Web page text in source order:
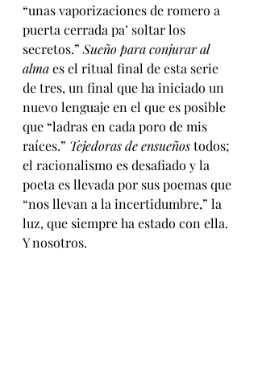
“unas vaporizaciones de romero a
puerta cerrada pa’ soltar los
secretos.” Sueño para conjurar al
alma es el ritual final de esta serie
de tres, un final que ha iniciado un
nuevo lenguaje en el que es posible
que “ladras en cada poro de mis
raíces.” Tejedoras de ensueños todos;
el racionalismo es desafiado y la
poeta es llevada por sus poemas que
“nos llevan a la incertidumbre,” la
luz, que siempre ha estado con ella.
Y nosotros.